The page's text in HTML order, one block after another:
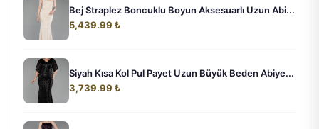
Bej Straplez Boncuklu Boyun Aksesuarlı Uzun Abi...
5,439.99 ₺
Siyah Kısa Kol Pul Payet Uzun Büyük Beden Abiye...
3,739.99 ₺